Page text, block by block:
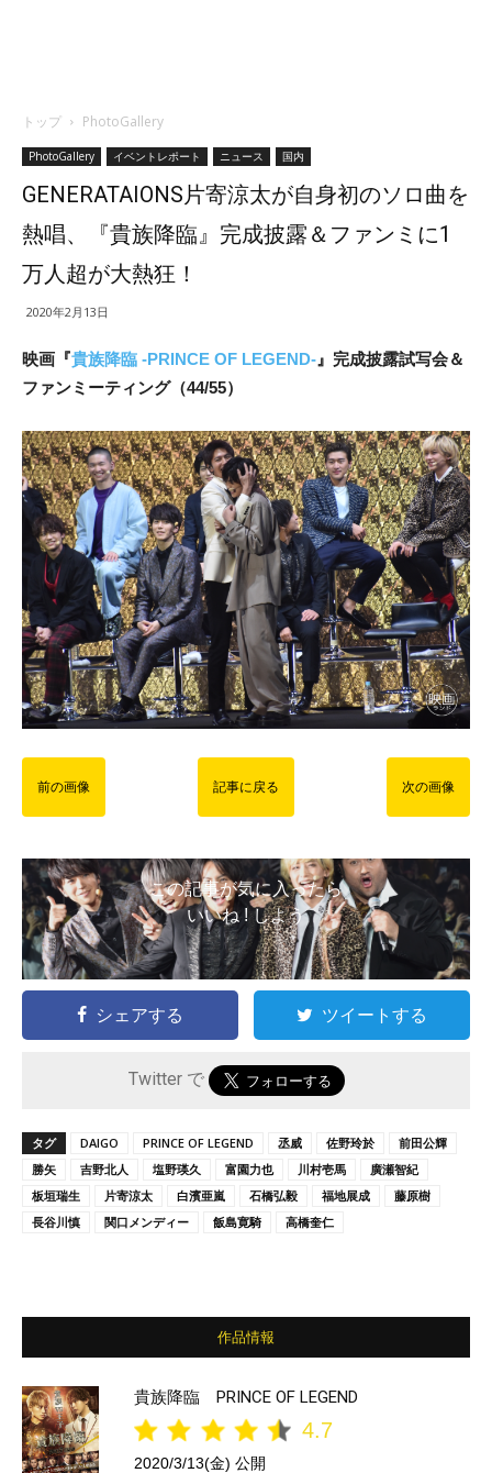
トップ PhotoGallery
PhotoGallery イベントレポート ニュース 国内
GENERATAIONS片寄涼太が自身初のソロ曲を
熱唱、『貴族降臨』完成披露＆ファンミに1
万人超が大熱狂！
2020年2月13日
映画『貴族降臨 -PRINCE OF LEGEND- 』完成披露試写会＆
ファンミーティング（44/55）
前の画像 記事に戻る 次の画像
この記事が気に入ったら
いいね ! しよう
シェアする ツイートする
Twitter で
タグ DAIGO PRINCE OF LEGEND 丞威 佐野玲於
前田公輝
勝矢
吉野北人 塩野瑛久 富園力也 川村壱馬
廣瀬智紀
板垣瑞生
片寄涼太 白濱亜嵐 石橋弘毅 福地展成
藤原樹
長谷川慎
関口メンディー 飯島寛騎 高橋奎仁
作品情報
貴族降臨 PRINCE OF LEGEND
4.7
2020/3/13(金) 公開